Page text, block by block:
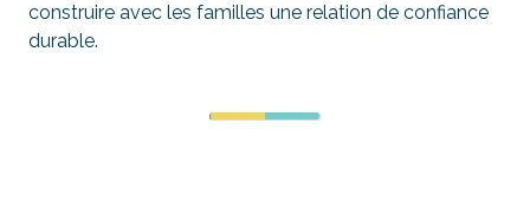
construire avec les familles une relation de confiance
durable.